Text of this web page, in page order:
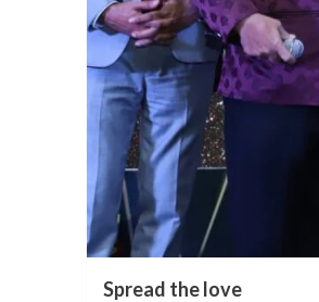
Spread the love